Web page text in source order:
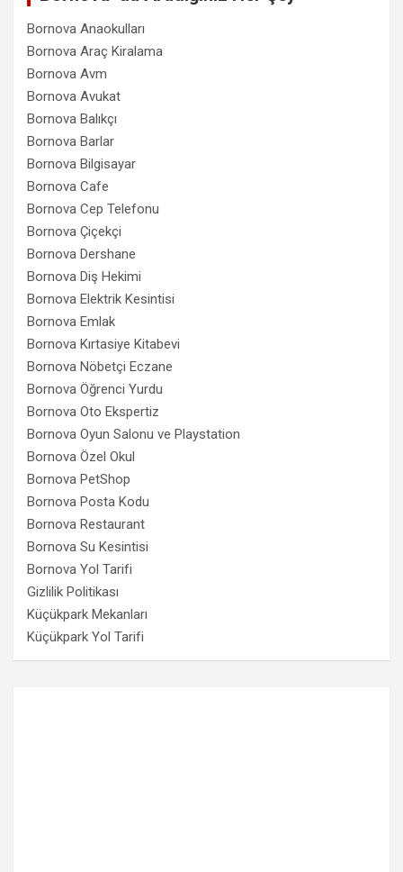
Bornova Anaokulları
Bornova Araç Kiralama
Bornova Avm
Bornova Avukat
Bornova Balıkçı
Bornova Barlar
Bornova Bilgisayar
Bornova Cafe
Bornova Cep Telefonu
Bornova Çiçekçi
Bornova Dershane
Bornova Diş Hekimi
Bornova Elektrik Kesintisi
Bornova Emlak
Bornova Kırtasiye Kitabevi
Bornova Nöbetçi Eczane
Bornova Öğrenci Yurdu
Bornova Oto Ekspertiz
Bornova Oyun Salonu ve Playstation
Bornova Özel Okul
Bornova PetShop
Bornova Posta Kodu
Bornova Restaurant
Bornova Su Kesintisi
Bornova Yol Tarifi
Gizlilik Politikası
Küçükpark Mekanları
Küçükpark Yol Tarifi